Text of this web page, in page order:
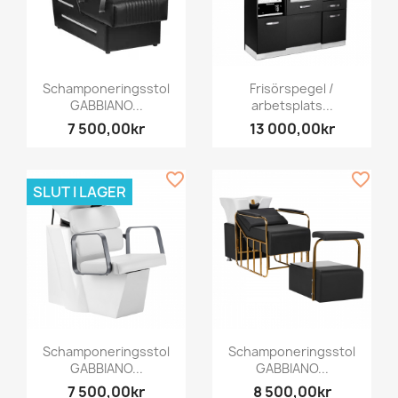
Schamponeringsstol
GABBIANO...
7 500,00kr
Frisörspegel /
arbetsplats...
13 000,00kr
Schamponeringsstol
GABBIANO...
7 500,00kr
SLUT I LAGER
favorite_border
Schamponeringsstol
GABBIANO...
8 500,00kr
favorite_border